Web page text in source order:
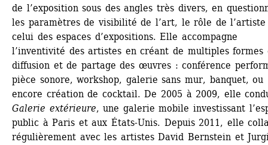
de l’exposition sous des angles très divers, en
les paramètres de visibilité de l’art, le rôle de
celui des espaces d’expositions. Elle accompagne
l’inventivité des artistes en créant de multiples formes
diffusion et de partage des œuvres : conférence
pièce sonore, workshop, galerie sans mur, banquet, ou
encore création de cocktail. De 2005 à 2009, elle
Galerie extérieure, une galerie mobile investissant
public à Paris et aux États-Unis. Depuis 2011, elle
régulièrement avec les artistes David Bernstein et